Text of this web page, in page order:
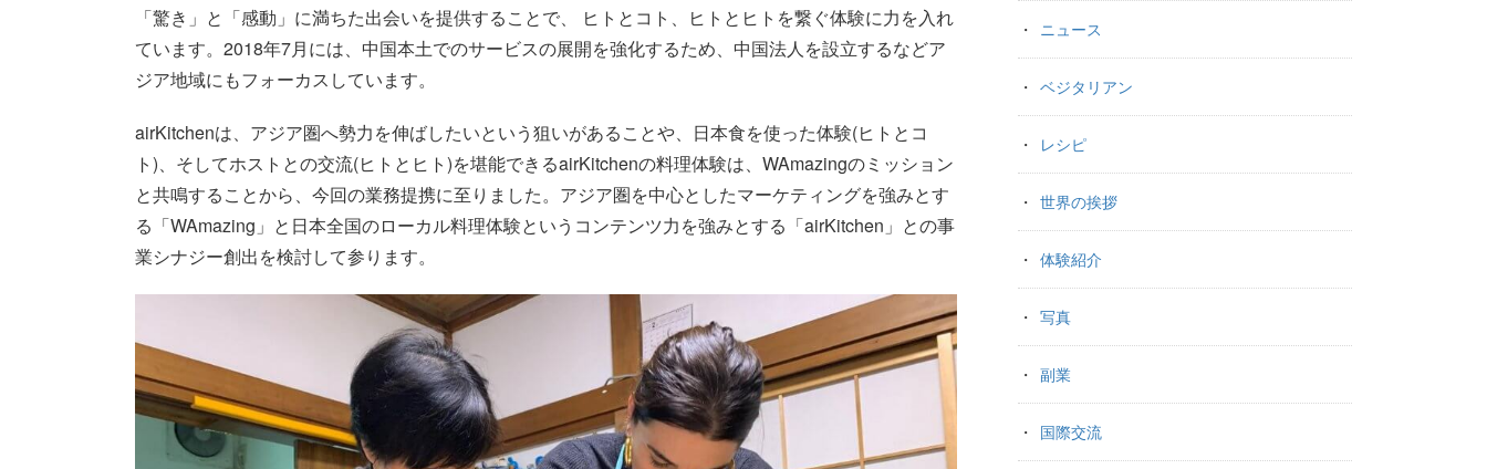
「驚き」と「感動」に満ちた出会いを提供することで、 ヒトとコト、ヒトとヒトを繋ぐ体験に力を入れ
ています。2018年7月には、中国本土でのサービスの展開を強化するため、中国法人を設立するなどア
ジア地域にもフォーカスしています。
airKitchenは、アジア圏へ勢力を伸ばしたいという狙いがあることや、日本食を使った体験(ヒトとコ
ト)、そしてホストとの交流(ヒトとヒト)を堪能できるairKitchenの料理体験は、WAmazingのミッション
と共鳴することから、今回の業務提携に至りました。アジア圏を中心としたマーケティングを強みとす
る「WAmazing」と日本全国のローカル料理体験というコンテンツ力を強みとする「airKitchen」との事
業シナジー創出を検討して参ります。
ニュース
ベジタリアン
レシピ
世界の挨拶
体験紹介
写真
副業
国際交流